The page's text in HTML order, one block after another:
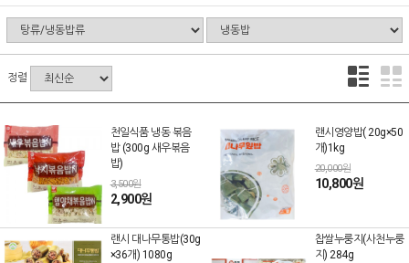
정렬
천일식품 냉동 볶음
밥 (300g 새우볶음
밥)
3,500원
2,900원
랜시영양밥( 20g×50
개)1kg
20,000원
10,800원
랜시 대나무통밥(30g
×36개) 1080g
찹쌀누룽지(사천누룽
지) 284g